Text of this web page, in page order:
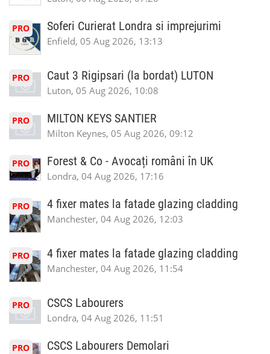
PRO Soferi Curierat Londra si imprejurimi
Enfield, 05 Aug 2026, 13:13
PRO Caut 3 Rigipsari (la bordat) LUTON
Luton, 05 Aug 2026, 10:08
PRO MILTON KEYS SANTIER
Milton Keynes, 05 Aug 2026, 09:12
PRO Forest & Co - Avocați români în UK
Londra, 04 Aug 2026, 17:16
PRO 4 fixer mates la fatade glazing cladding
Manchester, 04 Aug 2026, 12:03
PRO 4 fixer mates la fatade glazing cladding
Manchester, 04 Aug 2026, 11:54
PRO CSCS Labourers
Londra, 04 Aug 2026, 11:51
PRO CSCS Labourers Demolari